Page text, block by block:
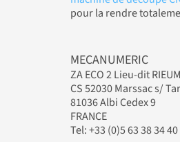
pour la rendre
MECANUMERIC
ZA ECO 2 Lieu-dit
CS 52030 Marssac s/
81036 Albi Cedex 9
FRANCE
Tel: +33 (0)5 63 38 34 40